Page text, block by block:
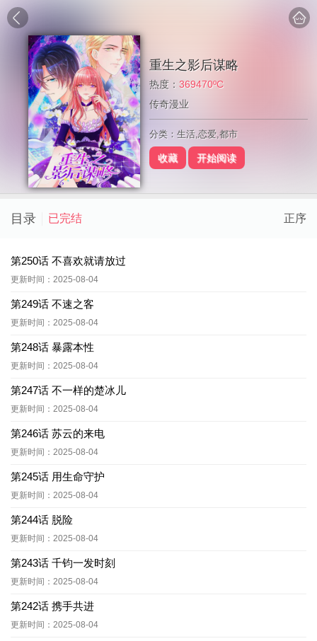
重生之影后谋略
热度：369470ºC
传奇漫业
分类：生活,恋爱,都市
收藏 开始阅读
目录 已完结 正序
第250话 不喜欢就请放过
更新时间：2025-08-04
第249话 不速之客
更新时间：2025-08-04
第248话 暴露本性
更新时间：2025-08-04
第247话 不一样的楚冰儿
更新时间：2025-08-04
第246话 苏云的来电
更新时间：2025-08-04
第245话 用生命守护
更新时间：2025-08-04
第244话 脱险
更新时间：2025-08-04
第243话 千钧一发时刻
更新时间：2025-08-04
第242话 携手共进
更新时间：2025-08-04